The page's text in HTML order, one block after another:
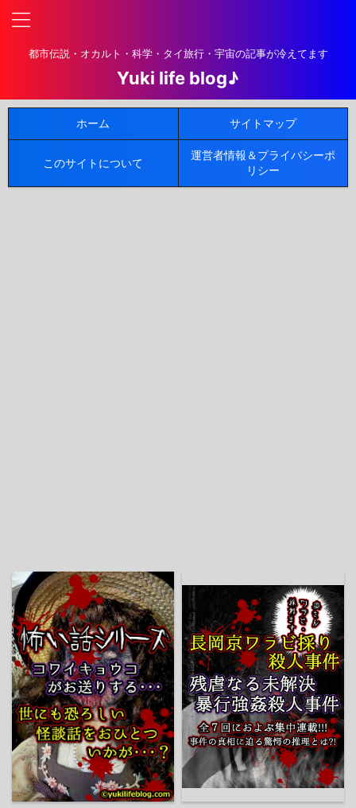
都市伝説・オカルト・科学・タイ旅行・宇宙の記事が冷えてます
Yuki life blog♪
ホーム サイトマップ
このサイトについて
運営者情報＆プライバシーポ
リシー